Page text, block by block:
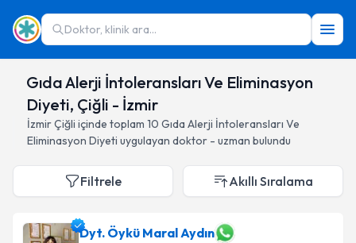
Doktor, klinik ara...
Gıda Alerji İntoleransları Ve Eliminasyon
Diyeti, Çiğli - İzmir
İzmirÇiğli içinde toplam 10 Gıda Alerji İntoleransları Ve
Eliminasyon Diyeti uygulayan doktor - uzman bulundu
Filtrele Akıllı Sıralama
Dyt. Öykü Maral Aydın